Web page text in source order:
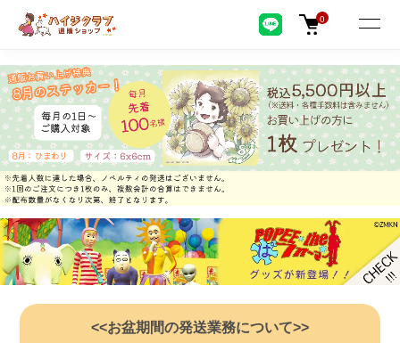
0
<<お盆期間の発送業務について>>